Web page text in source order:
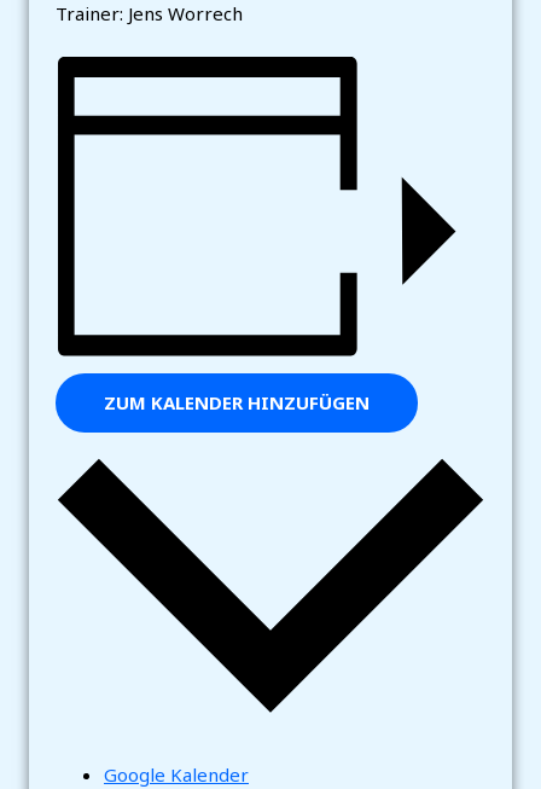
Trainer: Jens Worrech
ZUM KALENDER HINZUFÜGEN
Google Kalender